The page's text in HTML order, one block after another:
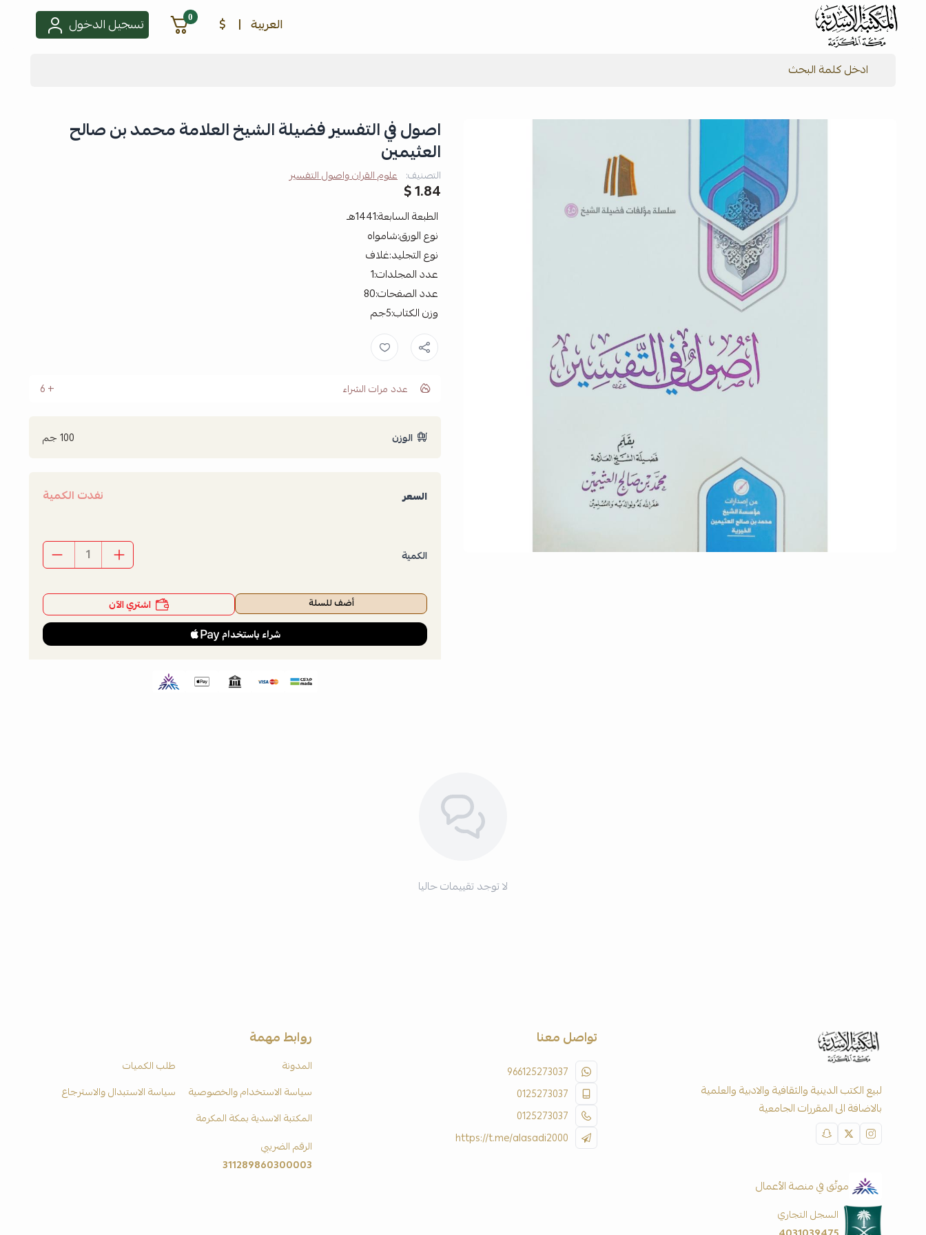
شركة المكتبة الأسدية للنشر والتوزيع العربية |
$
0 تسجيل الدخول
اصول في التفسير فضيلة الشيخ العلامة محمد بن صالح
العثيمين
التصنيف: علوم القران واصول التفسير
1.84 $
الطبعة السابعة:1441هـ
نوع الورق:شامواه
نوع التجليد:غلاف
عدد المجلدات:1
عدد الصفحات:80
وزن الكتاب:5جم
عدد مرات الشراء 6
الوزن 100 جم
السعر نفدت الكمية
الكمية
أضف للسلة اشتري الآن
لا توجد تقييمات حاليا
لبيع الكتب الدينية والثقافية والادبية والعلمية
بالاضافة الى المقررات الجامعية
موثّق في منصة الأعمال
السجل التجاري
تواصل معنا
966125273037
0125273037
0125273037
https://t.me/alasadi2000
روابط مهمة
المدونة
طلب الكميات
سياسة الاستخدام والخصوصية
سياسة الاستبدال والاسترجاع
المكتبة الاسدية بمكة المكرمة
الرقم الضريبي
311289860300003